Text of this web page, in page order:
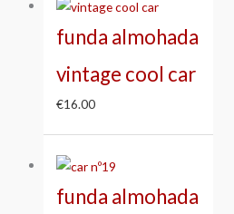
funda almohada
vintage cool car
€16.00
funda almohada